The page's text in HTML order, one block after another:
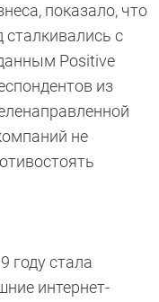
показало, что
сталкивались с
Positive
из
не
году стала
интернет-